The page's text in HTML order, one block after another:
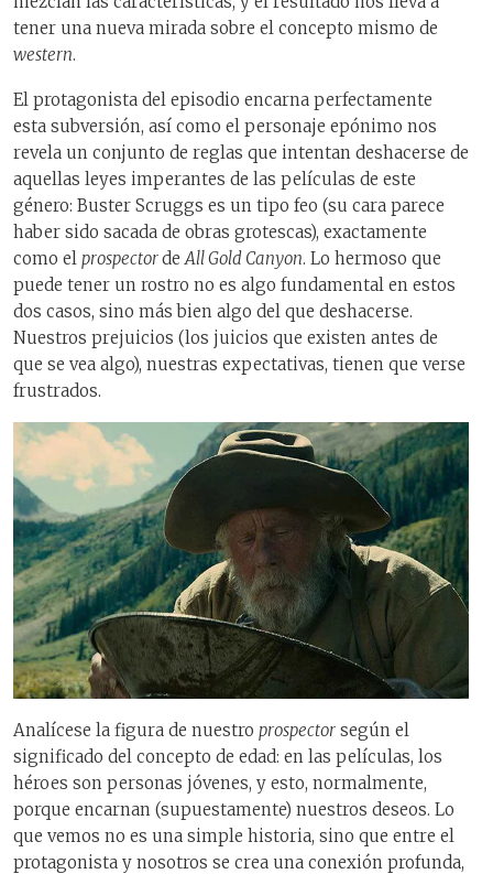
tener una nueva mirada sobre el concepto mismo de
western.
El protagonista del episodio encarna perfectamente
esta subversión, así como el personaje epónimo nos
revela un conjunto de reglas que intentan deshacerse de
aquellas leyes imperantes de las películas de este
género: Buster Scruggs es un tipo feo (su cara parece
haber sido sacada de obras grotescas), exactamente
como el prospectorde All Gold Canyon. Lo hermoso que
puede tener un rostro no es algo fundamental en estos
dos casos, sino más bien algo del que deshacerse.
Nuestros prejuicios (los juicios que existen antes de
que se vea algo), nuestras expectativas, tienen que verse
frustrados.
Analícese la figura de nuestro prospector según el
significado del concepto de edad: en las películas, los
héroes son personas jóvenes, y esto, normalmente,
porque encarnan (supuestamente) nuestros deseos. Lo
que vemos no es una simple historia, sino que entre el
protagonista y nosotros se crea una conexión profunda,